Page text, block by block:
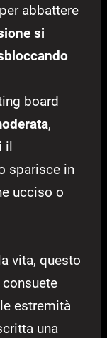
abbattere
si
board
,
il
sparisce in
ucciso o
vita, questo
estremità
una